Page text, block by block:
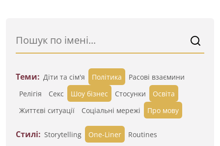
Теми: Діти та сім'я Політика
Расові взаємини
Релігія
Секс Шоу бізнес Стосунки
Освіта
Життєві ситуації
Cоціальні мережі Про мову
Стилі: Storytelling One-Liner
Routines